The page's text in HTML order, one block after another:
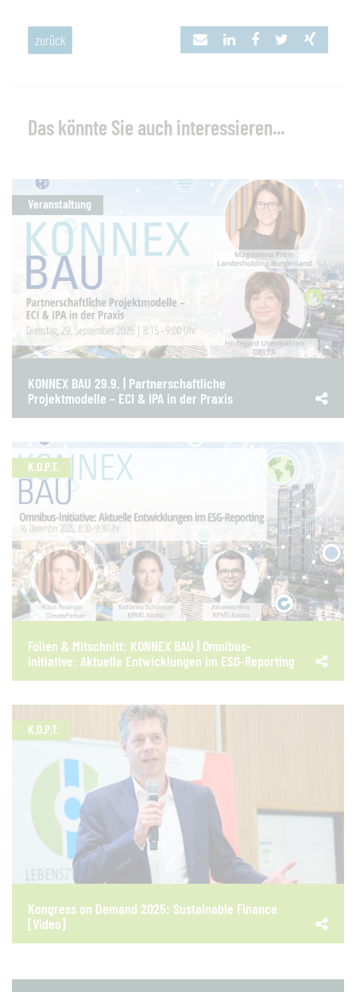
zurück
Das könnte Sie auch interessieren...
Veranstaltung
KONNEX BAU 29.9. | Partnerschaftliche
Projektmodelle – ECI & IPA in der Praxis
K.O.P.T.
Folien & Mitschnitt: KONNEX BAU | Omnibus-
Initiative: Aktuelle Entwicklungen im ESG-Reporting
K.O.P.T.
Kongress on Demand 2025: Sustainable Finance
[Video]